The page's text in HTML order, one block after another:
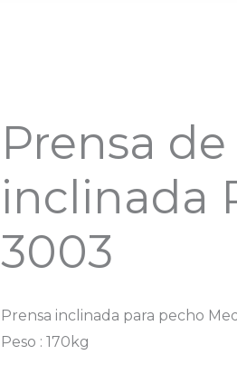
Prensa
inclinada
3003
Prensa inclinada para pecho
Peso : 170kg